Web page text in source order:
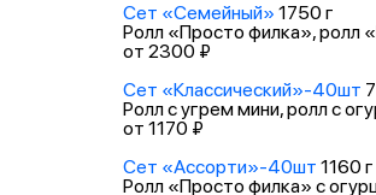
Сет «Семейный» 1750 г
Ролл «Просто филка», ролл
от 2300 ₽
Сет «Классический»-40шт
Ролл с угрем мини, ролл с
от 1170 ₽
Сет «Ассорти»-40шт 1160 г
Ролл «Просто филка» с